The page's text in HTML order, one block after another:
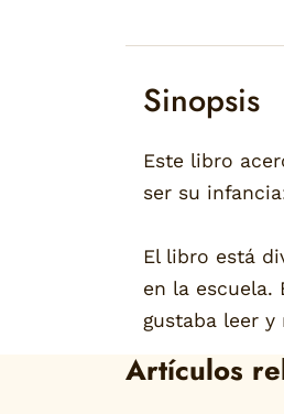
Sinopsis
Este libro
ser su
El libro está
en la escuela.
gustaba leer
Artículos